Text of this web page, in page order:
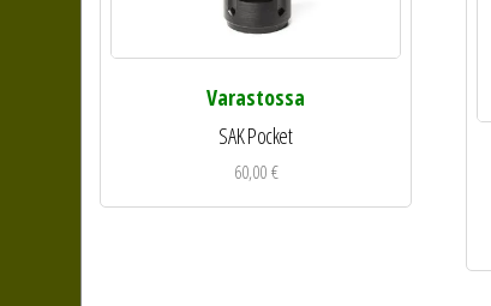
Varastossa
SAK Pocket
60,00€